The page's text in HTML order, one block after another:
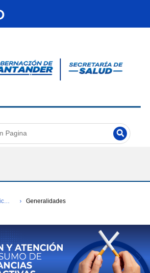
Sustancias Psicoactivas Generalidades